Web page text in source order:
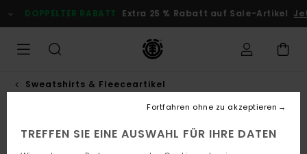
zur
Produktinformation
DOPPELTER RABATT Extra 25 % Rabatt auf Sale-Artikel
Sweatshirts & Fleeceartikel
TREFFEN SIE EINE AUSWAHL FÜR IHRE DATEN
Fortfahren ohne zu akzeptieren